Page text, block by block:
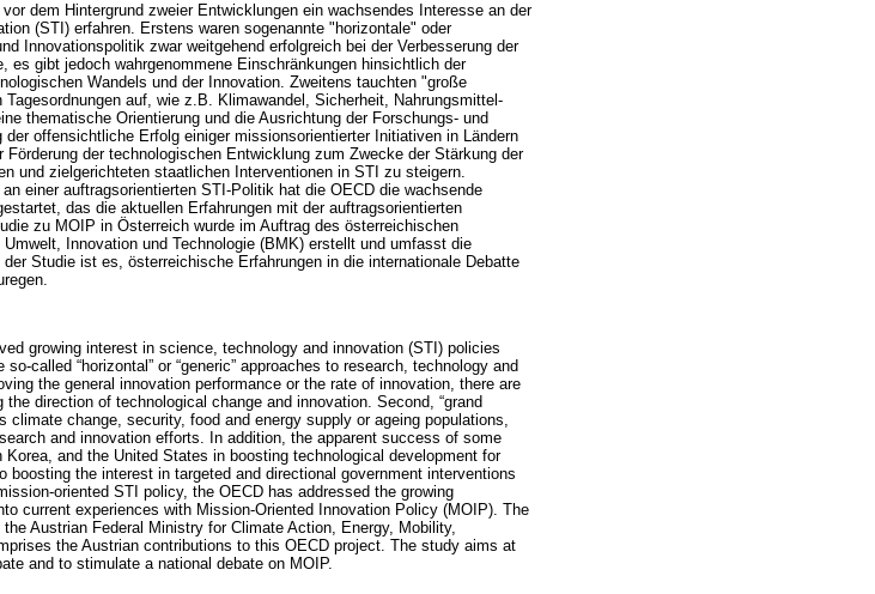
dem Hintergrund zweier Entwicklungen ein wachsendes Interesse an der
(STI) erfahren. Erstens waren sogenannte "horizontale" oder
Innovationspolitik zwar weitgehend erfolgreich bei der Verbesserung der
es gibt jedoch wahrgenommene Einschränkungen hinsichtlich der
Wandels und der Innovation. Zweitens tauchten "große
auf, wie z.B. Klimawandel, Sicherheit, Nahrungsmittel-
thematische Orientierung und die Ausrichtung der Forschungs- und
der offensichtliche Erfolg einiger missionsorientierter Initiativen in Ländern
der technologischen Entwicklung zum Zwecke der Stärkung der
und zielgerichteten staatlichen Interventionen in STI zu steigern.
einer auftragsorientierten STI-Politik hat die OECD die wachsende
das die aktuellen Erfahrungen mit der auftragsorientierten
zu MOIP in Österreich wurde im Auftrag des österreichischen
Innovation und Technologie (BMK) erstellt und umfasst die
Studie ist es, österreichische Erfahrungen in die internationale Debatte
growing interest in science, technology and innovation (STI) policies
called “horizontal” or “generic” approaches to research, technology and
the general innovation performance or the rate of innovation, there are
direction of technological change and innovation. Second, “grand
change, security, food and energy supply or ageing populations,
and innovation efforts. In addition, the apparent success of some
and the United States in boosting technological development for
the interest in targeted and directional government interventions
oriented STI policy, the OECD has addressed the growing
current experiences with Mission-Oriented Innovation Policy (MOIP). The
Austrian Federal Ministry for Climate Action, Energy, Mobility,
the Austrian contributions to this OECD project. The study aims at
and to stimulate a national debate on MOIP.